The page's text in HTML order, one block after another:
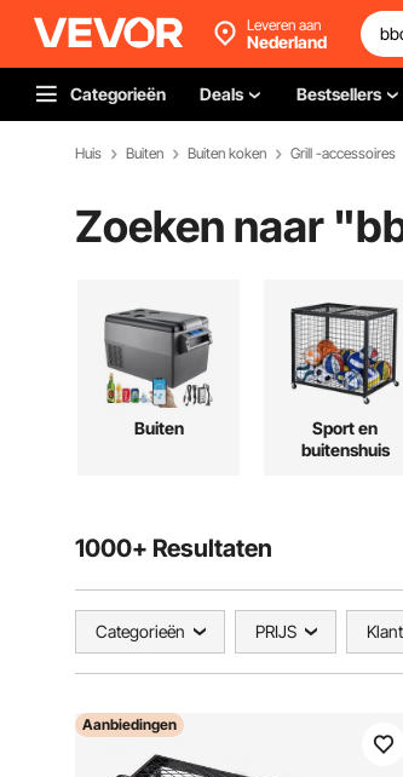
Leveren aan
Nederland
Categorieën Deals Bestsellers
Huis Buiten Buiten koken Grill -accessoires
Zoeken naar "
Buiten
Sport en
buitenshuis
1000+ Resultaten
Categorieën PRIJS
Aanbiedingen